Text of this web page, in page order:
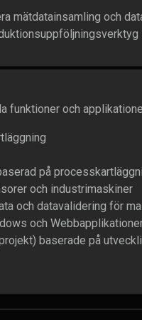
mätdatainsamling och
funktioner och
på
och industrimaskiner
och datavalidering för
och
baserade på